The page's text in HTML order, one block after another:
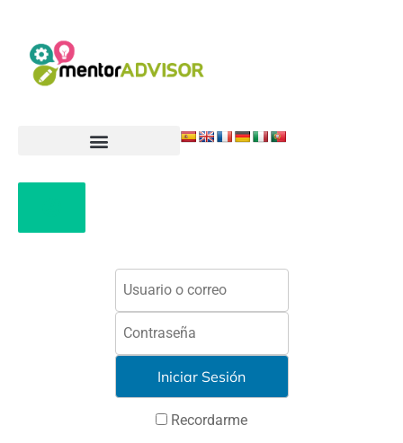
Recordarme